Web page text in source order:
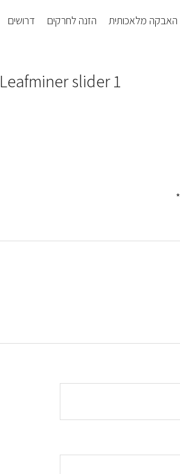
האבקה מלאכותית הזנה לחרקים דרושים
Leafminer slider 1
*